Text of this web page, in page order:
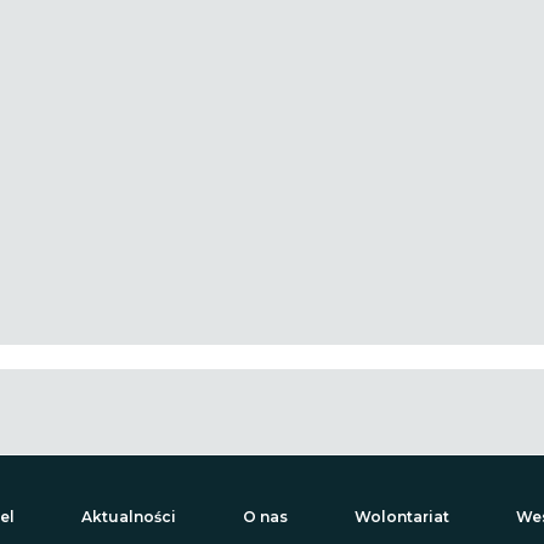
Aktualności O nas Wolontariat